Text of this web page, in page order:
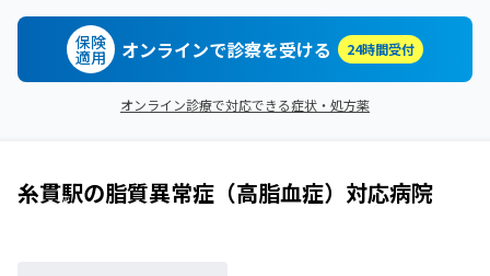
保険
適用 オンラインで診察を受ける 24時間受付
オンライン診療で対応できる症状・処方薬
糸貫駅の脂質異常症（高脂血症） 対応病院